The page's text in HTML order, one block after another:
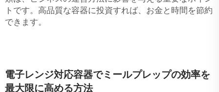
トです。高品質な容器に投資すれば、お金と時間を節約
できます。
電子レンジ対応容器でミールプレップの効率を
最大限に高める方法